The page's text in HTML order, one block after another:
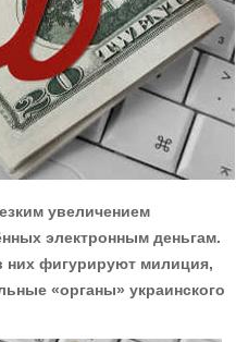
увеличением
электронным деньгам.
них фигурируют милиция,
«органы» украинского